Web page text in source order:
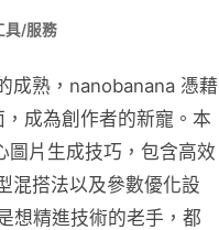
具/服務
成熟，nanobanana 憑藉
成為創作者的新寵。本
片生成技巧，包含高效
混搭法以及參數優化設
想精進技術的老手，都